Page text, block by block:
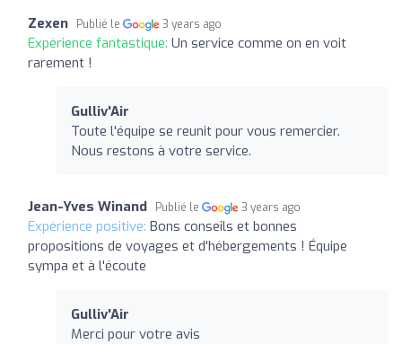
Zexen Publié le 3 years ago
Expérience fantastique: Un service comme on en voit
rarement !
Gulliv'Air
Toute l'équipe se reunit pour vous remercier.
Nous restons à votre service.
Jean-Yves Winand Publié le 3 years ago
Expérience positive: Bons conseils et bonnes
propositions de voyages et d'hébergements ! Équipe
sympa et à l'écoute
Gulliv'Air
Merci pour votre avis